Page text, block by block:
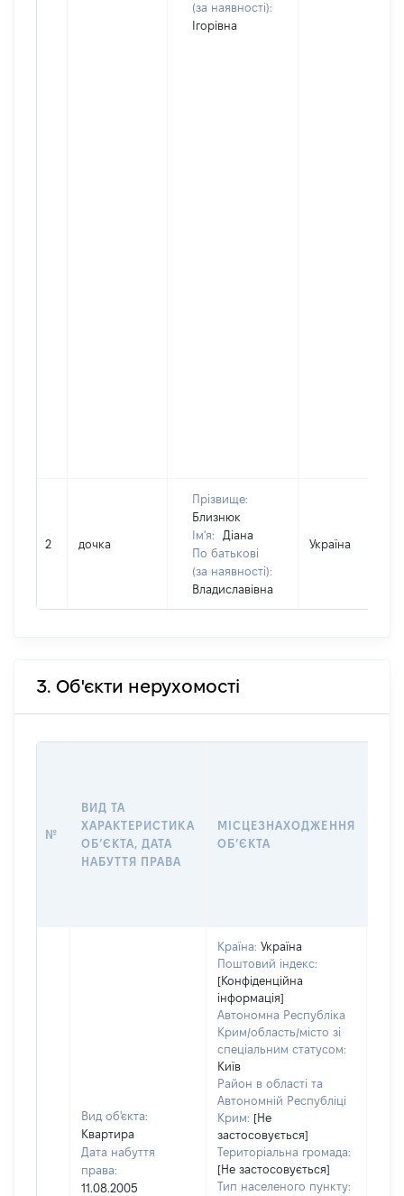
(за наявності):
Ігорівна
2 дочка
Прізвище:
Близнюк
Ім'я:
Діана
По батькові
(за наявності):
Владиславівна
Україна
3. Об'єкти нерухомості
№
ВИД ТА
ХАРАКТЕРИСТИКА
ОБʼЄКТА, ДАТА
НАБУТТЯ ПРАВА
МІСЦЕЗНАХОДЖЕННЯ
ОБʼЄКТА
Вид об'єкта:
Квартира
Дата набуття
права:
11.08.2005
Країна: Україна
Поштовий індекс:
[Конфіденційна
інформація]
Автономна Республіка
Крим/область/місто зі
спеціальним статусом:
Київ
Район в області та
Автономній Республіці
Крим: [Не
застосовується]
Територіальна громада:
[Не застосовується]
Тип населеного пункту: